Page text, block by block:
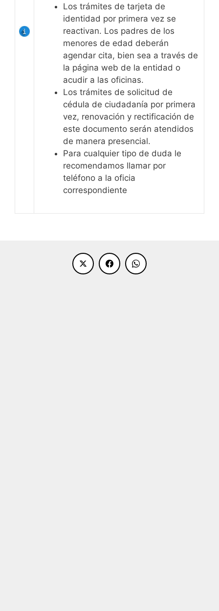
Los trámites de tarjeta de
identidad por primera vez se
reactivan. Los padres de los
menores de edad deberán
agendar cita, bien sea a través de
la página web de la entidad o
acudir a las oficinas.
Los trámites de solicitud de
cédula de ciudadanía por primera
vez, renovación y rectificación de
este documento serán atendidos
de manera presencial.
Para cualquier tipo de duda le
recomendamos llamar por
teléfono a la oficia
correspondiente